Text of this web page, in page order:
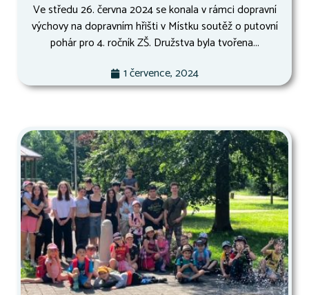
Ve středu 26. června 2024 se konala v rámci dopravní
výchovy na dopravním hřišti v Místku soutěž o putovní
pohár pro 4. ročník ZŠ. Družstva byla tvořena...
1 července, 2024